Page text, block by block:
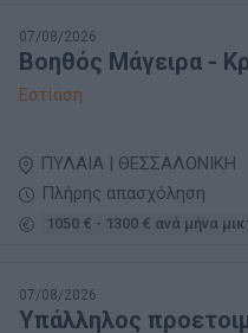
07/08/2026
Βοηθός Μάγειρα -
Εστίαση
ΠΥΛΑΙΑ | ΘΕΣΣΑΛΟΝΙΚΗ
Πλήρης απασχόληση
1050 € - 1300 € ανά μήνα
07/08/2026
Υπάλληλος